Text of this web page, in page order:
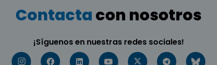
Contactacon nosotros
¡Síguenos en nuestras redes sociales!